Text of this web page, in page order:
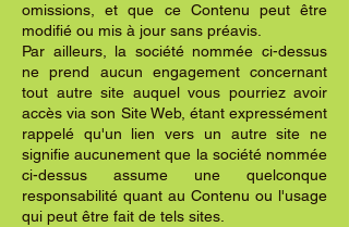
omissions, et que ce Contenu peut être
modifié ou mis à jour sans préavis.
Par ailleurs, la société nommée ci-dessus
ne prend aucun engagement concernant
tout autre site auquel vous pourriez avoir
accès via son Site Web, étant expressément
rappelé qu'un lien vers un autre site ne
signifie aucunement que la société nommée
ci-dessus assume une quelconque
responsabilité quant au Contenu ou l'usage
qui peut être fait de tels sites.